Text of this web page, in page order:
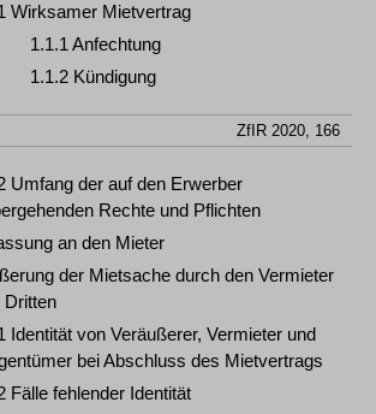
Wirksamer Mietvertrag
1.1.1 Anfechtung
1.1.2 Kündigung
ZfIR 2020, 166
Umfang der auf den Erwerber
Rechte und Pflichten
an den Mieter
der Mietsache durch den Vermieter
Dritten
Identität von Veräußerer, Vermieter und
bei Abschluss des Mietvertrags
Fälle fehlender Identität